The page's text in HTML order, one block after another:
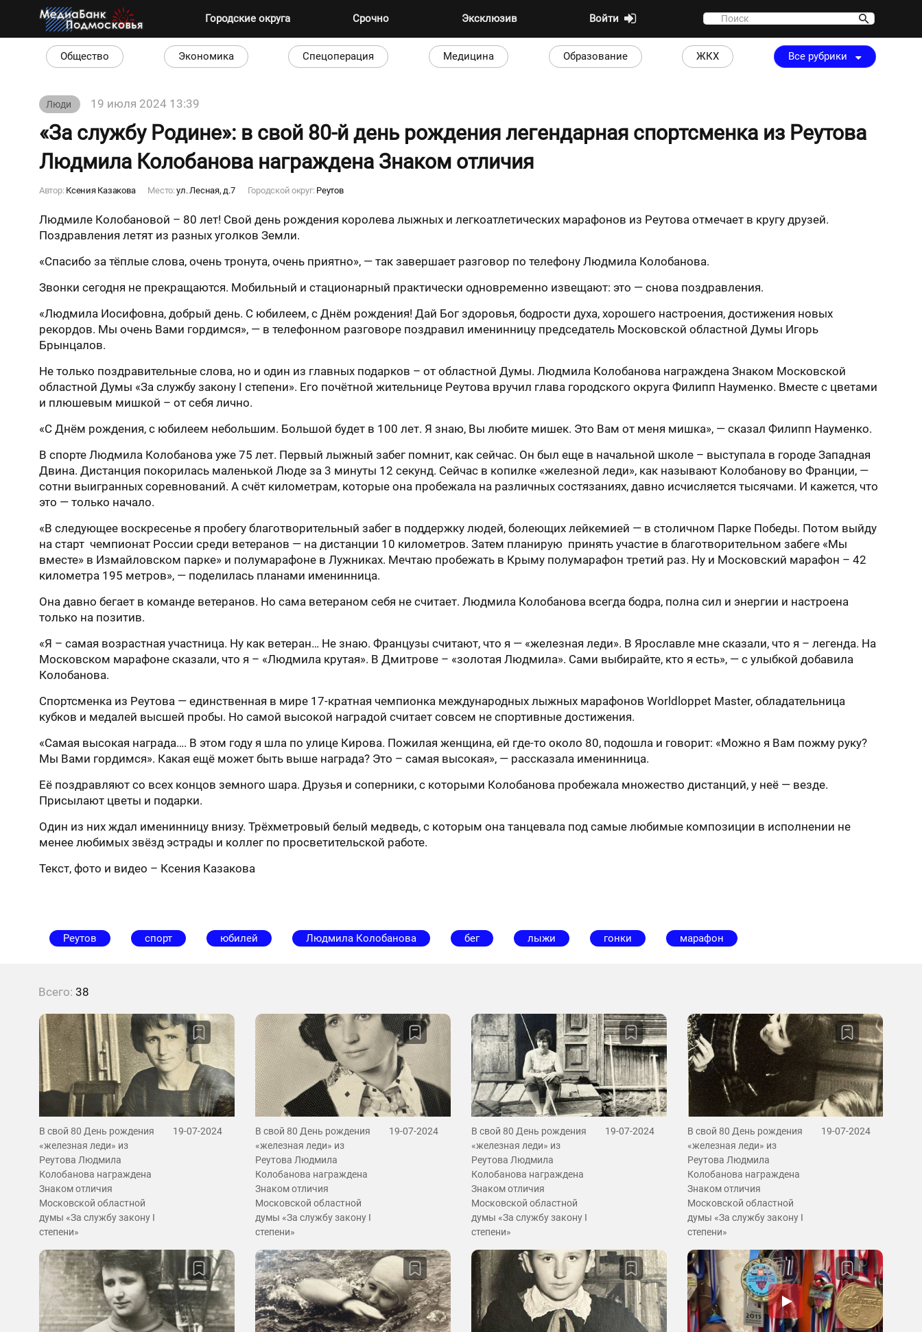
Городские округа Срочно Эксклюзив Войти
Общество Экономика Спецоперация Медицина Образование ЖКХ Все рубрики
Люди 19 июля 2024 13:39
«За службу Родине»: в свой 80-й день рождения легендарная спортсменка из Реутова
Людмила Колобанова награждена Знаком отличия
Автор: Ксения Казакова Место:ул. Лесная, д.7 Городской округ: Реутов
Людмиле Колобановой – 80 лет! Свой день рождения королева лыжных и легкоатлетических марафонов из Реутова отмечает в кругу друзей.
Поздравления летят из разных уголков Земли.
«Спасибо за тёплые слова, очень тронута, очень приятно», — так завершает разговор по телефону Людмила Колобанова.
Звонки сегодня не прекращаются. Мобильный и стационарный практически одновременно извещают: это — снова поздравления.
«Людмила Иосифовна, добрый день. С юбилеем, с Днём рождения! Дай Бог здоровья, бодрости духа, хорошего настроения, достижения новых
рекордов. Мы очень Вами гордимся», — в телефонном разговоре поздравил именинницу председатель Московской областной Думы Игорь
Брынцалов.
Не только поздравительные слова, но и один из главных подарков – от областной Думы. Людмила Колобанова награждена Знаком Московской
областной Думы «За службу закону I степени». Его почётной жительнице Реутова вручил глава городского округа Филипп Науменко. Вместе с цветами
и плюшевым мишкой – от себя лично.
«С Днём рождения, с юбилеем небольшим. Большой будет в 100 лет. Я знаю, Вы любите мишек. Это Вам от меня мишка», — сказал Филипп Науменко.
В спорте Людмила Колобанова уже 75 лет. Первый лыжный забег помнит, как сейчас. Он был еще в начальной школе – выступала в городе Западная
Двина. Дистанция покорилась маленькой Люде за 3 минуты 12 секунд. Сейчас в копилке «железной леди», как называют Колобанову во Франции, —
сотни выигранных соревнований. А счёт километрам, которые она пробежала на различных состязаниях, давно исчисляется тысячами. И кажется, что
это — только начало.
«В следующее воскресенье я пробегу благотворительный забег в поддержку людей, болеющих лейкемией — в столичном Парке Победы. Потом выйду
на старт чемпионат России среди ветеранов — на дистанции 10 километров. Затем планирую принять участие в благотворительном забеге «Мы
вместе» в Измайловском парке» и полумарафоне в Лужниках. Мечтаю пробежать в Крыму полумарафон третий раз. Ну и Московский марафон – 42
километра 195 метров», — поделилась планами именинница.
Она давно бегает в команде ветеранов. Но сама ветераном себя не считает. Людмила Колобанова всегда бодра, полна сил и энергии и настроена
только на позитив.
«Я – самая возрастная участница. Ну как ветеран… Не знаю. Французы считают, что я — «железная леди». В Ярославле мне сказали, что я – легенда. На
Московском марафоне сказали, что я – «Людмила крутая». В Дмитрове – «золотая Людмила». Сами выбирайте, кто я есть», — с улыбкой добавила
Колобанова.
Спортсменка из Реутова — единственная в мире 17-кратная чемпионка международных лыжных марафонов Worldloppet Master, обладательница
кубков и медалей высшей пробы. Но самой высокой наградой считает совсем не спортивные достижения.
«Самая высокая награда…. В этом году я шла по улице Кирова. Пожилая женщина, ей где-то около 80, подошла и говорит: «Можно я Вам пожму руку?
Мы Вами гордимся». Какая ещё может быть выше награда? Это – самая высокая», — рассказала именинница.
Её поздравляют со всех концов земного шара. Друзья и соперники, с которыми Колобанова пробежала множество дистанций, у неё — везде.
Присылают цветы и подарки.
Один из них ждал именинницу внизу. Трёхметровый белый медведь, с которым она танцевала под самые любимые композиции в исполнении не
менее любимых звёзд эстрады и коллег по просветительской работе.
Текст, фото и видео – Ксения Казакова
Реутов спорт юбилей Людмила Колобанова бег лыжи гонки марафон
Всего: 38
В свой 80 День рождения
«железная леди» из
Реутова Людмила
Колобанова награждена
Знаком отличия
Московской областной
думы «За службу закону I
степени»
19-07-2024
В свой 80 День рождения
«железная леди» из
Реутова Людмила
Колобанова награждена
Знаком отличия
Московской областной
думы «За службу закону I
степени»
19-07-2024
В свой 80 День рождения
«железная леди» из
Реутова Людмила
Колобанова награждена
Знаком отличия
Московской областной
думы «За службу закону I
степени»
19-07-2024
В свой 80 День рождения
«железная леди» из
Реутова Людмила
Колобанова награждена
Знаком отличия
Московской областной
думы «За службу закону I
степени»
19-07-2024